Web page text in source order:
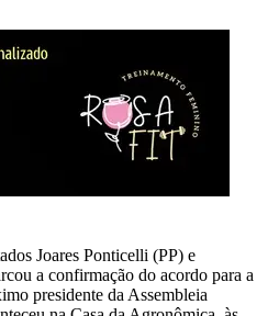
Joares Ponticelli (PP) e
a confirmação do acordo para a
presidente da Assembleia